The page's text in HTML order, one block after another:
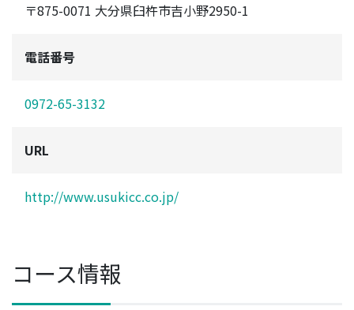
〒875-0071 大分県臼杵市吉小野2950-1
電話番号
0972-65-3132
URL
http://www.usukicc.co.jp/
コース情報